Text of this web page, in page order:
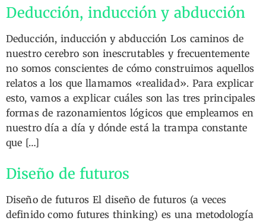
Deducción, inducción y abducción
Deducción, inducción y abducción Los caminos de
nuestro cerebro son inescrutables y frecuentemente
no somos conscientes de cómo construimos aquellos
relatos a los que llamamos «realidad». Para explicar
esto, vamos a explicar cuáles son las tres principales
formas de razonamientos lógicos que empleamos en
nuestro día a día y dónde está la trampa constante
que […]
Diseño de futuros
Diseño de futuros El diseño de futuros (a veces
definido como futures thinking) es una metodología